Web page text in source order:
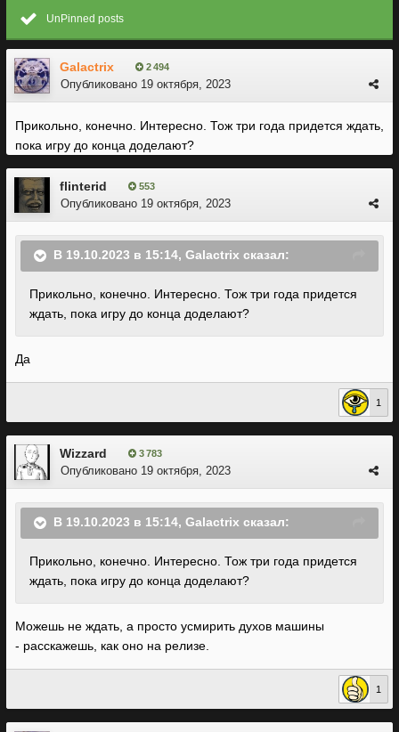
UnPinned posts
Galactrix 2 494
Опубликовано 19 октября, 2023
Прикольно, конечно. Интересно. Тож три года придется ждать,
пока игру до конца доделают?
flinterid 553
Опубликовано 19 октября, 2023
В 19.10.2023 в 15:14, Galactrix сказал:
Прикольно, конечно. Интересно. Тож три года придется
ждать, пока игру до конца доделают?
Да
1
Wizzard 3 783
Опубликовано 19 октября, 2023
В 19.10.2023 в 15:14, Galactrix сказал:
Прикольно, конечно. Интересно. Тож три года придется
ждать, пока игру до конца доделают?
Можешь не ждать, а просто усмирить духов машины
- расскажешь, как оно на релизе.
1